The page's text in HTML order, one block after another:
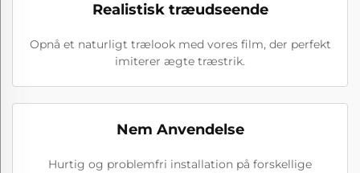
Realistisk træudseende
Opnå et naturligt trælook med vores film, der perfekt
imiterer ægte træstrik.
Nem Anvendelse
Hurtig og problemfri installation på forskellige